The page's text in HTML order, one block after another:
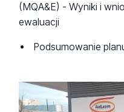
(MQA&E) - Wyniki i
ewaluacji
Podsumowanie